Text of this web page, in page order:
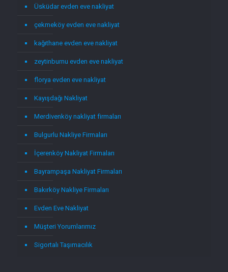
Üsküdar evden eve nakliyat
çekmeköy evden eve nakliyat
kağıthane evden eve nakliyat
zeytinburnu evden eve nakliyat
florya evden eve nakliyat
Kayışdağı Nakliyat
Merdivenköy nakliyat firmaları
Bulgurlu Nakliye Firmaları
İçerenköy Nakliyat Firmaları
Bayrampaşa Nakliyat Firmaları
Bakırköy Nakliye Firmaları
Evden Eve Nakliyat
Müşteri Yorumlarımız
Sigortalı Taşımacılık